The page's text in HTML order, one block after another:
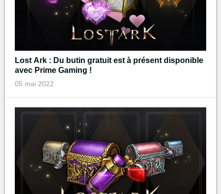
Lost Ark : Du butin gratuit est à présent disponible
avec Prime Gaming !
05 mai 2022